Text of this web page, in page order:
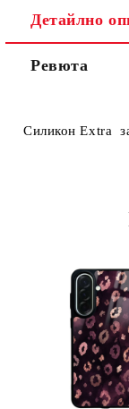
Детайлно
Ревюта
Силикон Extra